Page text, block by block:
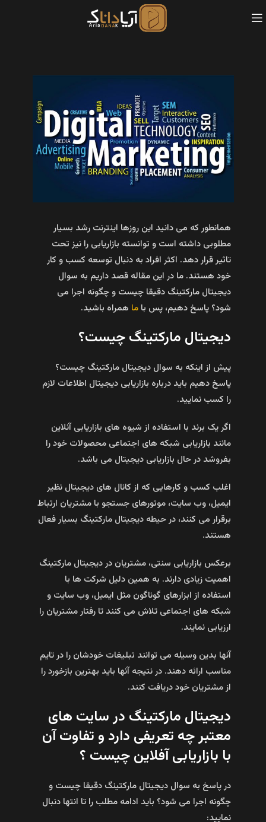
همانطور که می دانید این روزها اینترنت رشد بسیار
مطلوبی داشته است و توانسته بازاریابی را نیز تحت
تاثیر قرار دهد. اکثر افراد به دنبال توسعه کسب و کار
خود هستند. ما در این مقاله قصد داریم به سوال
دیجیتال مارکتینگ دقیقا چیست و چگونه اجرا می
شود؟ پاسخ دهیم، پس با ما همراه باشید.
دیجیتال مارکتینگ چیست؟
پیش از اینکه به سوال دیجیتال مارکتینگ چیست؟
پاسخ دهیم باید درباره بازاریابی دیجیتال اطلاعات لازم
را کسب نمایید.
اگر یک برند با استفاده از شیوه های بازاریابی آنلاین
مانند بازاریابی شبکه های اجتماعی محصولات خود را
بفروشد در حال بازاریابی دیجیتال می باشد.
اغلب کسب و کارهایی که از کانال های دیجیتال نظیر
ایمیل، وب سایت، موتورهای جستجو با مشتریان ارتباط
برقرار می کنند، در حیطه دیجیتال مارکتینگ بسیار فعال
هستند.
برعکس بازاریابی سنتی، مشتریان در دیجیتال مارکتینگ
اهمیت زیادی دارند. به همین دلیل شرکت ها با
استفاده از ابزارهای گوناگون مثل ایمیل، وب سایت و
شبکه های اجتماعی تلاش می کنند تا رفتار مشتریان را
ارزیابی نمایند.
آنها بدین وسیله می توانند تبلیغات خودشان را در تایم
مناسب ارائه دهند. در نتیجه آنها باید بهترین بازخورد را
از مشتریان خود دریافت کنند.
دیجیتال مارکتینگ در سایت های
معتبر چه تعریفی دارد و تفاوت آن
با بازاریابی آفلاین چیست ؟
در پاسخ به سوال دیجیتال مارکتینگ دقیقا چیست و
چگونه اجرا می شود؟ باید ادامه مطلب را تا انتها دنبال
نمایید: